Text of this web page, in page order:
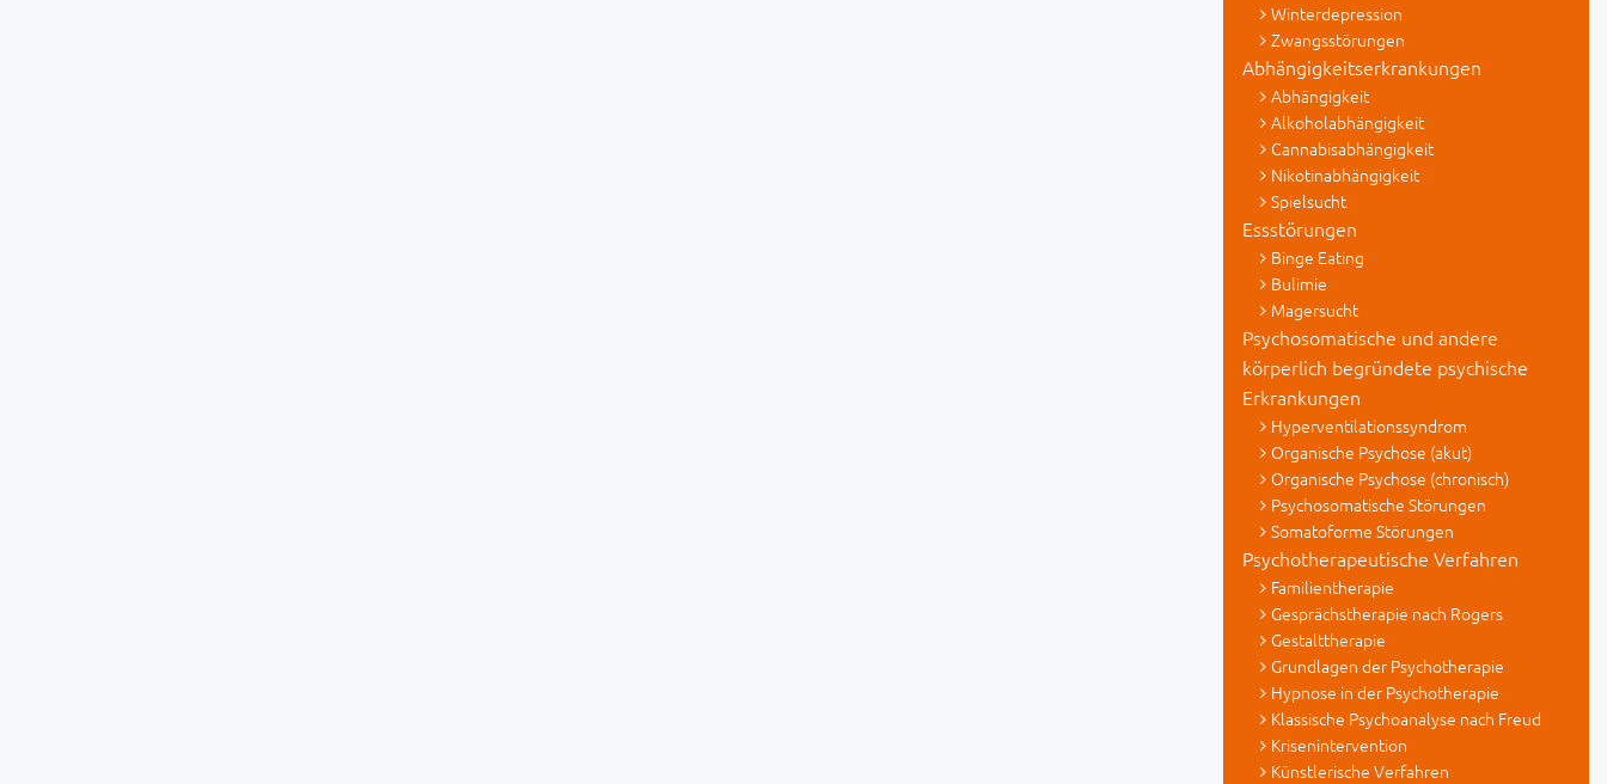
Winterdepression
Zwangsstörungen
Abhängigkeitserkrankungen
Abhängigkeit
Alkoholabhängigkeit
Cannabisabhängigkeit
Nikotinabhängigkeit
Spielsucht
Essstörungen
Binge Eating
Bulimie
Magersucht
Psychosomatische und andere
körperlich begründete psychische
Erkrankungen
Hyperventilationssyndrom
Organische Psychose (akut)
Organische Psychose (chronisch)
Psychosomatische Störungen
Somatoforme Störungen
Psychotherapeutische Verfahren
Familientherapie
Gesprächstherapie nach Rogers
Gestalttherapie
Grundlagen der Psychotherapie
Hypnose in der Psychotherapie
Klassische Psychoanalyse nach Freud
Krisenintervention
Künstlerische Verfahren